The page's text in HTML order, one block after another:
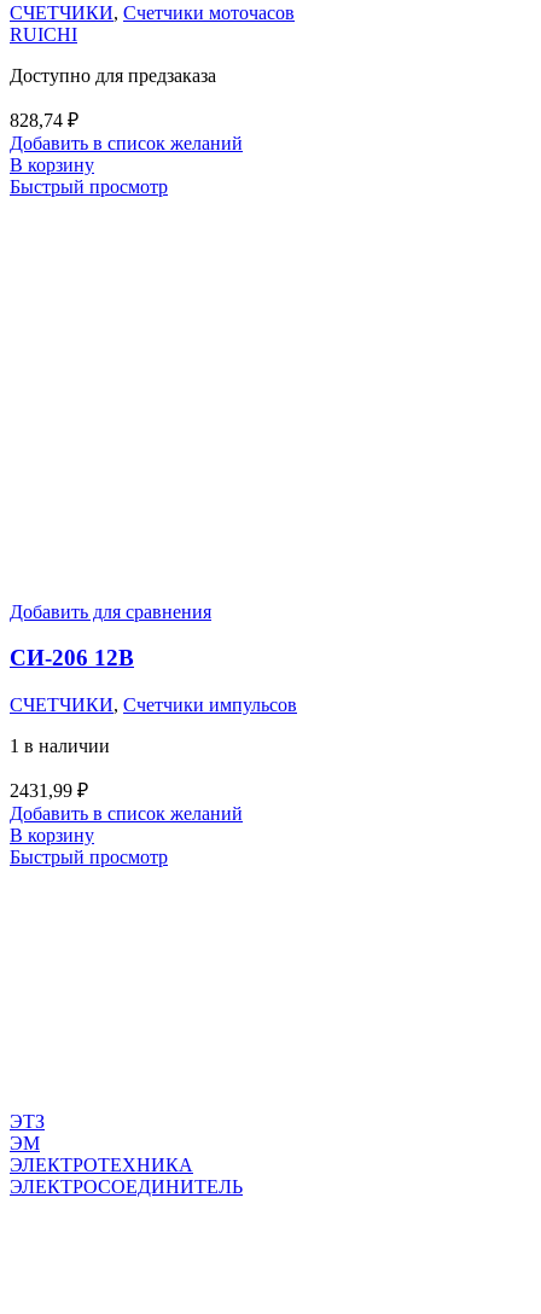
СЧЕТЧИКИ, Счетчики моточасов
RUICHI
Доступно для предзаказа
828,74 ₽
Добавить в список желаний
В корзину
Быстрый просмотр
Добавить для сравнения
СИ-206 12В
СЧЕТЧИКИ, Счетчики импульсов
1 в наличии
2431,99 ₽
Добавить в список желаний
В корзину
Быстрый просмотр
ЭТЗ
ЭМ
ЭЛЕКТРОТЕХНИКА
ЭЛЕКТРОСОЕДИНИТЕЛЬ